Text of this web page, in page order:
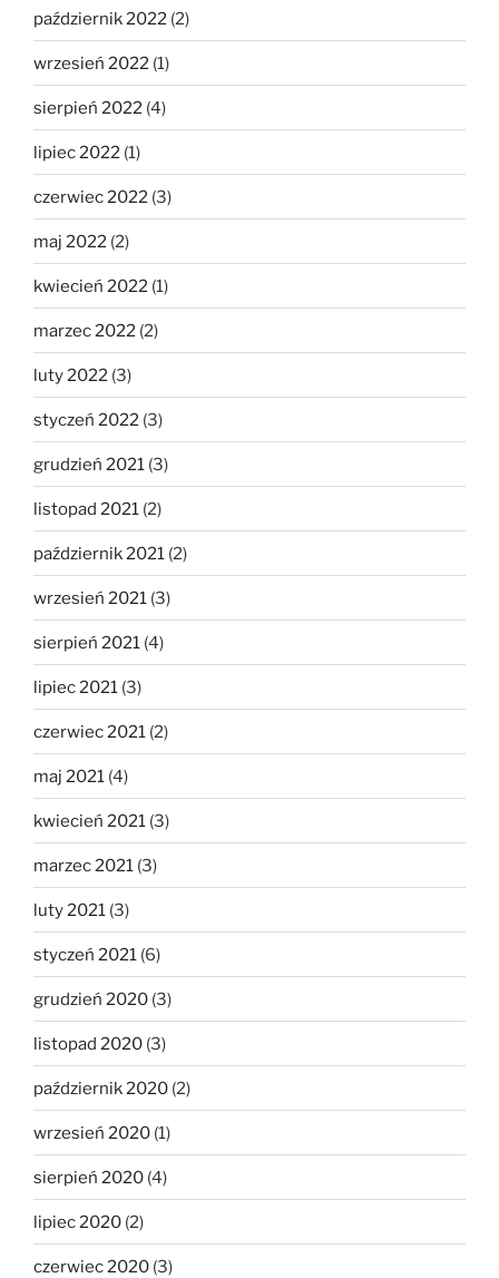
październik 2022 (2)
wrzesień 2022 (1)
sierpień 2022 (4)
lipiec 2022 (1)
czerwiec 2022 (3)
maj 2022 (2)
kwiecień 2022 (1)
marzec 2022 (2)
luty 2022 (3)
styczeń 2022 (3)
grudzień 2021 (3)
listopad 2021 (2)
październik 2021 (2)
wrzesień 2021 (3)
sierpień 2021 (4)
lipiec 2021 (3)
czerwiec 2021 (2)
maj 2021 (4)
kwiecień 2021 (3)
marzec 2021 (3)
luty 2021 (3)
styczeń 2021 (6)
grudzień 2020 (3)
listopad 2020 (3)
październik 2020 (2)
wrzesień 2020 (1)
sierpień 2020 (4)
lipiec 2020 (2)
czerwiec 2020 (3)